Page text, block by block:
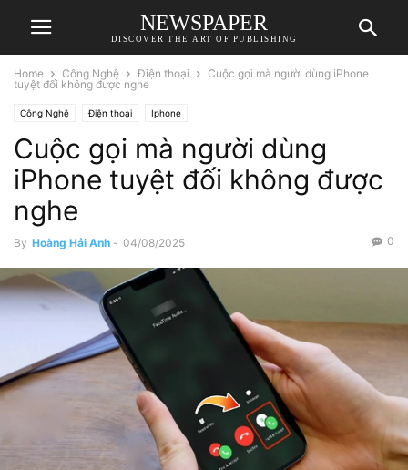
NEWSPAPER
DISCOVER THE ART OF PUBLISHING
Home Công Nghệ Điện thoại
Cuộc gọi mà người dùng iPhone
tuyệt đối không được nghe
Công Nghệ Điện thoại Iphone
Cuộc gọi mà người dùng
iPhone tuyệt đối không được
nghe
By Hoàng Hải Anh - 04/08/2025 0